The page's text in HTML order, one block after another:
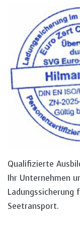
Qualifizierte
Ihr Unternehmen
Ladungssicherung
Seetransport.